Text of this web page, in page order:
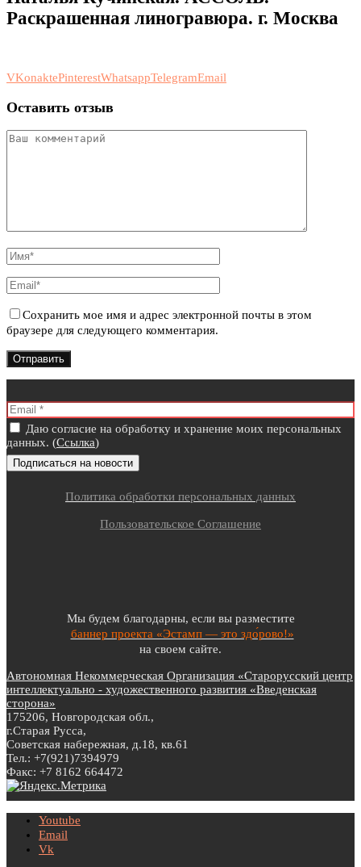
Раскрашенная линогравюра. г. Москва
VKonaktePinterestWhatsappTelegramEmail
Оставить отзыв
Сохранить мое имя и адрес электронной почты в этом
браузере для следующего комментария.
Даю согласие на обработку и хранение моих персональных
данных. (Ссылка)
Политика обработки персональных данных
Пользовательское Соглашение
Мы будем благодарны, если вы разместите
баннер проекта «Эстамп — это здо́рово!»
на своем сайте.
Автономная Некоммерческая Организация «Старорусский центр
интеллектуально - художественного развития «Введенская
сторона»
175206, Новгородская обл.,
г.Старая Русса,
Советская набережная, д.18, кв.61
Тел.: +7(921)7394979
Факс: +7 8162 664472
Youtube
Email
Vk